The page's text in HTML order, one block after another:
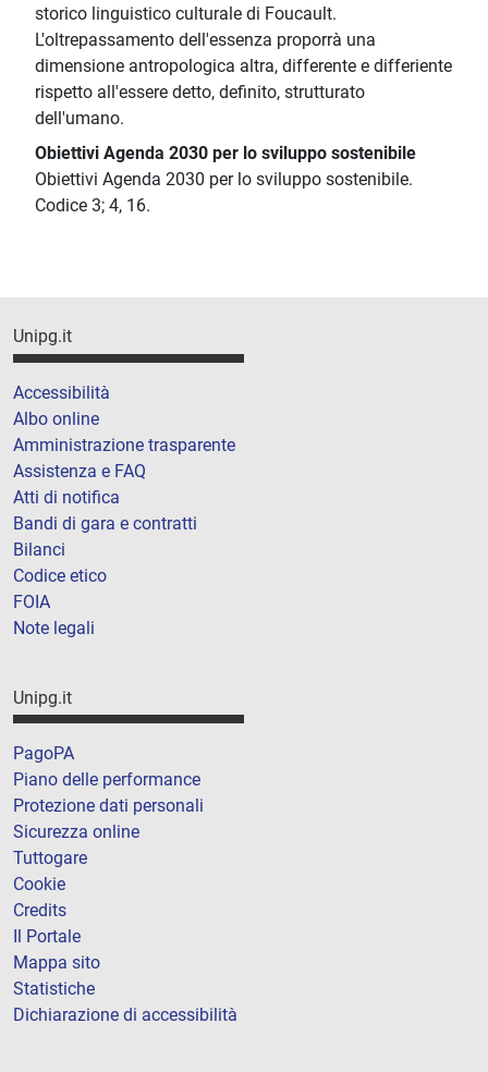
storico linguistico culturale di Foucault.
L'oltrepassamento dell'essenza proporrà una
dimensione antropologica altra, differente e differiente
rispetto all'essere detto, definito, strutturato
dell'umano.
Obiettivi Agenda 2030 per lo sviluppo sostenibile
Obiettivi Agenda 2030 per lo sviluppo sostenibile.
Codice 3; 4, 16.
Unipg.it
Accessibilità
Albo online
Amministrazione trasparente
Assistenza e FAQ
Atti di notifica
Bandi di gara e contratti
Bilanci
Codice etico
FOIA
Note legali
Unipg.it
PagoPA
Piano delle performance
Protezione dati personali
Sicurezza online
Tuttogare
Cookie
Credits
Il Portale
Mappa sito
Statistiche
Dichiarazione di accessibilità